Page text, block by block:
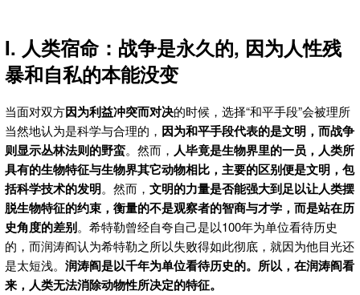
I. 人类宿命：战争是永久的, 因为人性残
暴和自私的本能没变
当面对双方因为利益冲突而对决的时候，选择“和平手段”会被理所
当然地认为是科学与合理的， 因为和平手段代表的是文明，而战争
则显示丛林法则的野蛮。然而， 人毕竟是生物界里的一员，人类所
具有的生物特征与生物界其它动物相比，主要的区别便是文明，包
括科学技术的发明。然而， 文明的力量是否能强大到足以让人类摆
脱生物特征的约束，衡量的不是观察者的智商与才学，而是站在历
史角度的差别。希特勒曾经自夸自己是以100年为单位看待历史
的，而润涛阎认为希特勒之所以失败得如此彻底，就因为他目光还
是太短浅。 润涛阎是以千年为单位看待历史的。所以，在润涛阎看
来，人类无法消除动物性所决定的特征。